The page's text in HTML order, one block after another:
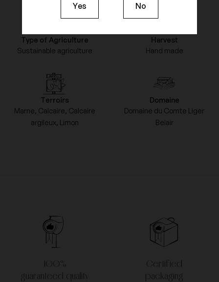
Yes No
Type of Agriculture
Sustainable agriculture
Harvest
Hand made
Terroirs
Marne, Calcaire, Calcaire
argileux, Limon
Domaine
Domaine du Comte Liger
Belair
100%
guaranteed quality
Certified
packaging